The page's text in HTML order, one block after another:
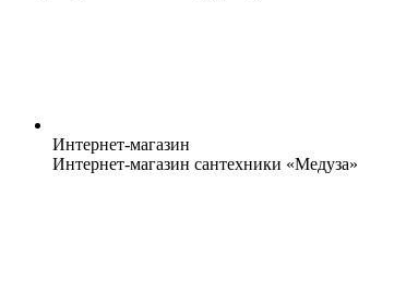
Интернет-магазин
Интернет-магазин сантехники «Медуза»